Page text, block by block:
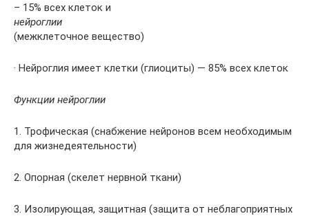
– 15% всех клеток и
нейроглии
(межклеточное вещество)
· Нейроглия имеет клетки (глиоциты) — 85% всех клеток
Функции нейроглии
1. Трофическая (снабжение нейронов всем необходимым
для жизнедеятельности)
2. Опорная (скелет нервной ткани)
3. Изолирующая, защитная (защита от неблагоприятных